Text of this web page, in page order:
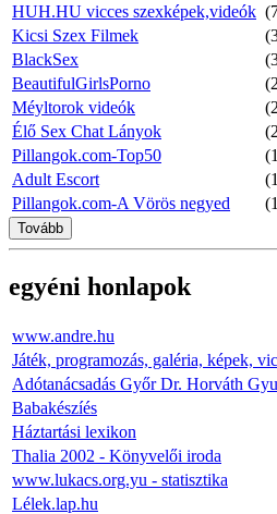
HUH.HU vicces szexképek,videók
Kicsi Szex Filmek
BlackSex
BeautifulGirlsPorno
Méyltorok videók
Élő Sex Chat Lányok
Pillangok.com-Top50
Adult Escort
Pillangok.com-A Vörös negyed
Tovább
egyéni honlapok
www.andre.hu
Játék, programozás, galéria, képek,
Adótanácsadás Győr Dr. Horváth
Babakészíés
Háztartási lexikon
Thalia 2002 - Könyvelői iroda
www.lukacs.org.yu - statisztika
Lélek.lap.hu